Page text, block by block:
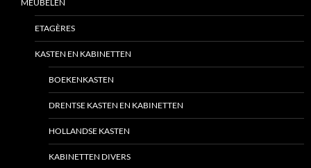
MEUBELEN
ETAGÈRES
KASTEN EN KABINETTEN
BOEKENKASTEN
DRENTSE KASTEN EN KABINETTEN
HOLLANDSE KASTEN
KABINETTEN DIVERS